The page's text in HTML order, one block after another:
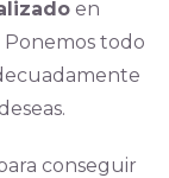
en
todo
conseguir